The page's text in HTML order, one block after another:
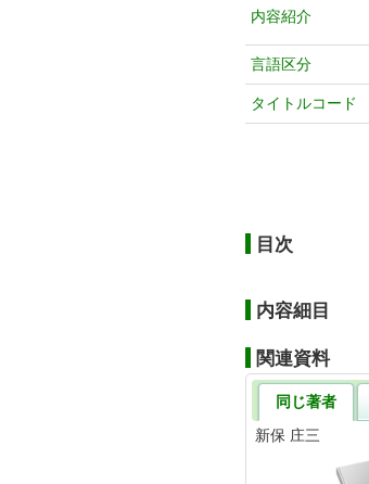
内容紹介
言語区分
タイトルコード
目次
内容細目
関連資料
同じ著者
新保 庄三